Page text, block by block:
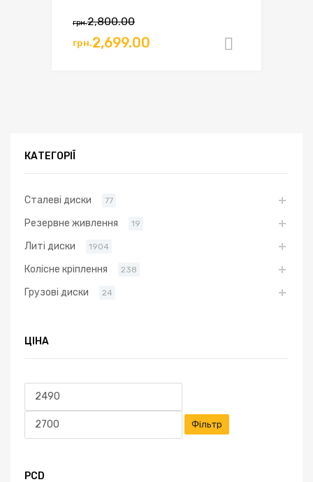
грн.2,800.00Оригінальна
ціна:
грн.2,699.00
Поточна
ціна:
КАТЕГОРІЇ
Сталеві диски 77
Резервне живлення 19
Литі диски 1904
Колісне кріплення 238
Грузові диски 24
ЦІНА
Мінімальна
Фільтр
PCD